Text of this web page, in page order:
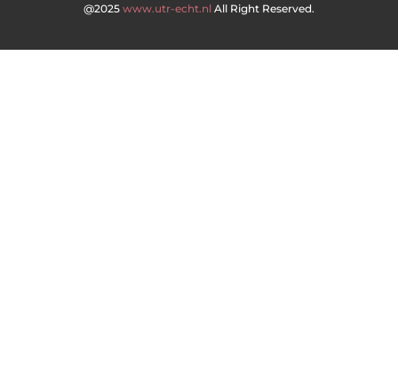
@2025 www.utr-echt.nl All Right Reserved.